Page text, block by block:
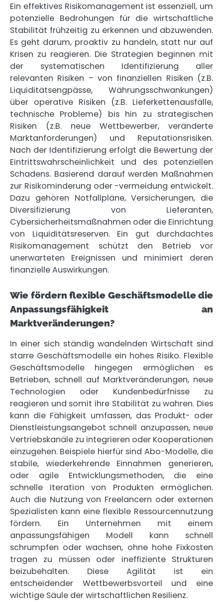
Ein effektives Risikomanagement ist essenziell, um
potenzielle Bedrohungen für die wirtschaftliche
Stabilität frühzeitig zu erkennen und abzuwenden.
Es geht darum, proaktiv zu handeln, statt nur auf
Krisen zu reagieren. Die Strategien beginnen mit
der systematischen Identifizierung aller
relevanten Risiken – von finanziellen Risiken (z.B.
Liquiditätsengpässe, Währungsschwankungen)
über operative Risiken (z.B. Lieferkettenausfälle,
technische Probleme) bis hin zu strategischen
Risiken (z.B. neue Wettbewerber, veränderte
Marktanforderungen) und Reputationsrisiken.
Nach der Identifizierung erfolgt die Bewertung der
Eintrittswahrscheinlichkeit und des potenziellen
Schadens. Basierend darauf werden Maßnahmen
zur Risikominderung oder -vermeidung entwickelt.
Dazu gehören Notfallpläne, Versicherungen, die
Diversifizierung von Lieferanten,
Cybersicherheitsmaßnahmen oder die Einrichtung
von Liquiditätsreserven. Ein gut durchdachtes
Risikomanagement schützt den Betrieb vor
unerwarteten Ereignissen und minimiert deren
finanzielle Auswirkungen.
Wie fördern flexible Geschäftsmodelle die
Anpassungsfähigkeit an
Marktveränderungen?
In einer sich ständig wandelnden Wirtschaft sind
starre Geschäftsmodelle ein hohes Risiko. Flexible
Geschäftsmodelle hingegen ermöglichen es
Betrieben, schnell auf Marktveränderungen, neue
Technologien oder Kundenbedürfnisse zu
reagieren und somit ihre Stabilität zu wahren. Dies
kann die Fähigkeit umfassen, das Produkt- oder
Dienstleistungsangebot schnell anzupassen, neue
Vertriebskanäle zu integrieren oder Kooperationen
einzugehen. Beispiele hierfür sind Abo-Modelle, die
stabile, wiederkehrende Einnahmen generieren,
oder agile Entwicklungsmethoden, die eine
schnelle Iteration von Produkten ermöglichen.
Auch die Nutzung von Freelancern oder externen
Spezialisten kann eine flexible Ressourcennutzung
fördern. Ein Unternehmen mit einem
anpassungsfähigen Modell kann schnell
schrumpfen oder wachsen, ohne hohe Fixkosten
tragen zu müssen oder ineffiziente Strukturen
beizubehalten. Diese Agilität ist ein
entscheidender Wettbewerbsvorteil und eine
wichtige Säule der wirtschaftlichen Resilienz.